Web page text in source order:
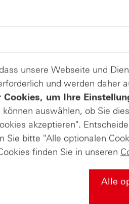
unsere Webseite und
und werden daher
um Ihre
auswählen, ob Sie
akzeptieren".
bitte "Alle optionalen
finden Sie in unseren
Alle